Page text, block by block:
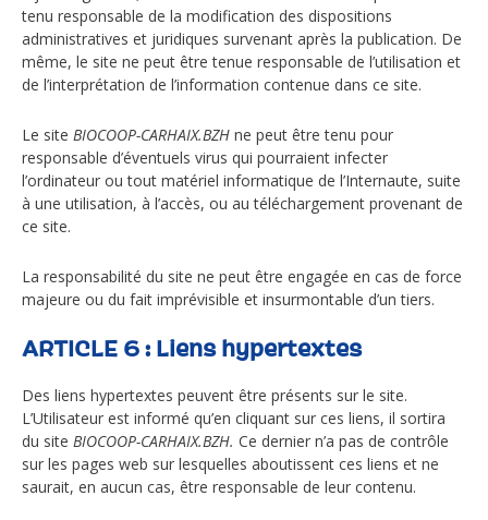
tenu responsable de la modification des dispositions
administratives et juridiques survenant après la publication. De
même, le site ne peut être tenue responsable de l’utilisation et
de l’interprétation de l’information contenue dans ce site.
Le site BIOCOOP-CARHAIX.BZH ne peut être tenu pour
responsable d’éventuels virus qui pourraient infecter
l’ordinateur ou tout matériel informatique de l’Internaute, suite
à une utilisation, à l’accès, ou au téléchargement provenant de
ce site.
La responsabilité du site ne peut être engagée en cas de force
majeure ou du fait imprévisible et insurmontable d’un tiers.
ARTICLE 6 : Liens hypertextes
Des liens hypertextes peuvent être présents sur le site.
L’Utilisateur est informé qu’en cliquant sur ces liens, il sortira
du site BIOCOOP-CARHAIX.BZH. Ce dernier n’a pas de contrôle
sur les pages web sur lesquelles aboutissent ces liens et ne
saurait, en aucun cas, être responsable de leur contenu.